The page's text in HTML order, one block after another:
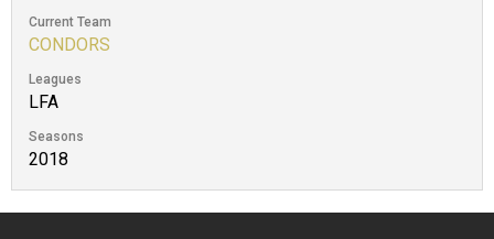
Current Team
CONDORS
Leagues
LFA
Seasons
2018